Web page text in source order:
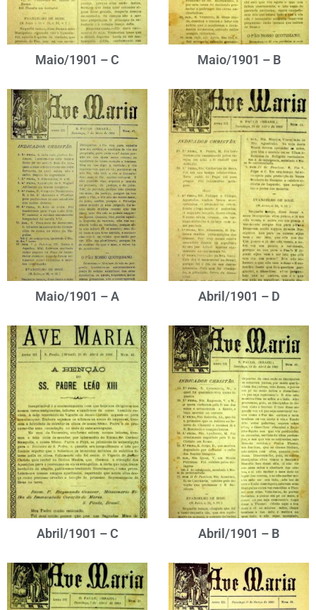
Maio/1901 – C Maio/1901 – B
Maio/1901 – A Abril/1901 – D
Abril/1901 – C Abril/1901 – B